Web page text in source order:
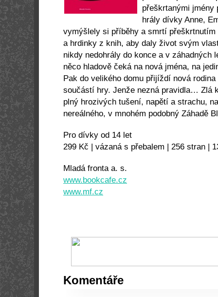
přeškrtanými jmény
hrály dívky Anne,
vymýšlely si příběhy a smrtí přeškrtnutím
a hrdinky z knih, aby daly život svým
nikdy nedohrály do konce a v záhadných
něco hladově čeká na nová jména, na
Pak do velikého domu přijíždí nová
součástí hry. Jenže nezná pravidla… Zlá
plný hrozivých tušení, napětí a strachu,
nereálného, v mnohém podobný Záhadě
Pro dívky od 14 let
299 Kč | vázaná s přebalem | 256 stran |
Mladá fronta a. s.
www.bookcafe.cz
www.mf.cz
Komentáře